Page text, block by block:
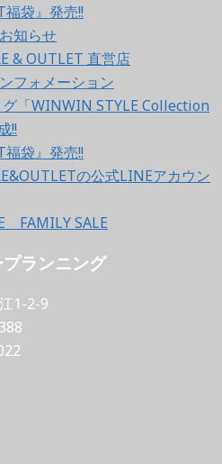
福袋』発売!!
知らせ
& OUTLET 直営店
フォメーション
「WINWIN STYLE Collection
!!
福袋』発売!!
の公式LINEアカウン
FAMILY SALE
ランニング
1-2-9